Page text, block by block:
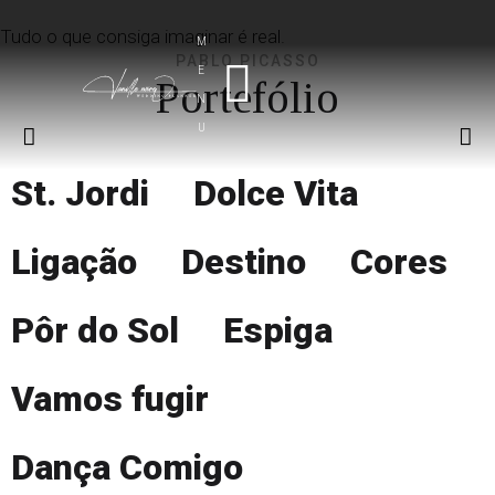
M
E
N
Tudo o que consiga imaginar é real.
PABLO PICASSO
Portefólio
.
J
o
r
d
i
r
d
o
S
o
l
i
g
a
ç
ã
o
St. Jordi
Dolce Vita
Ligação
Destino
Cores
Pôr do Sol
Espiga
Vamos fugir
Dança Comigo